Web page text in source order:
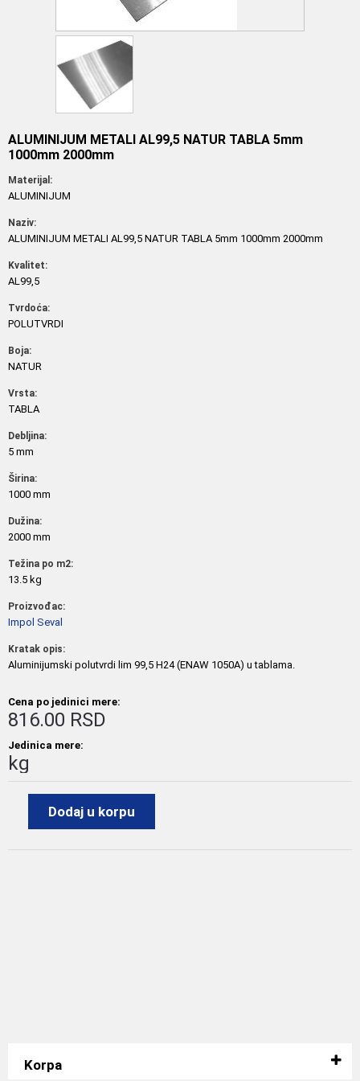
ALUMINIJUM METALI AL99,5 NATUR TABLA 5mm
1000mm 2000mm
Materijal:
ALUMINIJUM
Naziv:
ALUMINIJUM METALI AL99,5 NATUR TABLA 5mm 1000mm 2000mm
Kvalitet:
AL99,5
Tvrdoća:
POLUTVRDI
Boja:
NATUR
Vrsta:
TABLA
Debljina:
5 mm
Širina:
1000 mm
Dužina:
2000 mm
Težina po m2:
13.5 kg
Proizvođac:
Impol Seval
Kratak opis:
Aluminijumski polutvrdi lim 99,5 H24 (ENAW 1050A) u tablama.
Cena po jedinici mere:
816.00 RSD
Jedinica mere:
kg
Dodaj u korpu
Korpa